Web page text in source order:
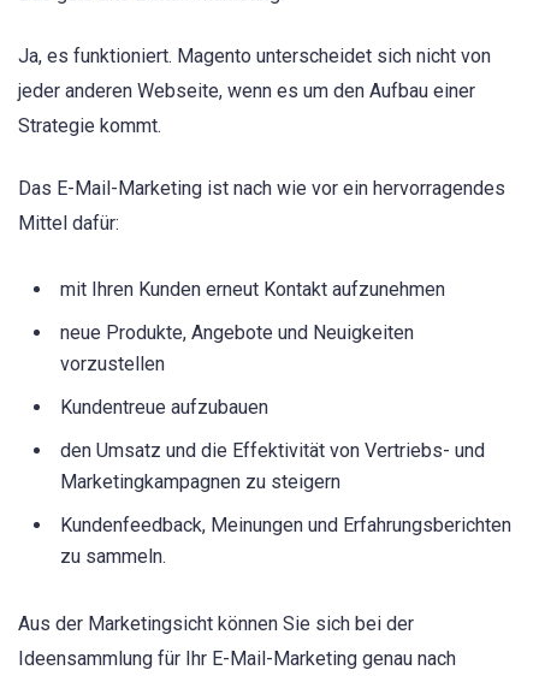
Ja, es funktioniert. Magento unterscheidet sich nicht von
jeder anderen Webseite, wenn es um den Aufbau einer
Strategie kommt.
Das E-Mail-Marketing ist nach wie vor ein hervorragendes
Mittel dafür:
mit Ihren Kunden erneut Kontakt aufzunehmen
neue Produkte, Angebote und Neuigkeiten
vorzustellen
Kundentreue aufzubauen
den Umsatz und die Effektivität von Vertriebs- und
Marketingkampagnen zu steigern
Kundenfeedback, Meinungen und Erfahrungsberichten
zu sammeln.
Aus der Marketingsicht können Sie sich bei der
Ideensammlung für Ihr E-Mail-Marketing genau nach